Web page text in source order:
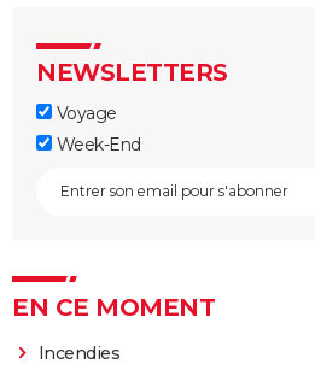
NEWSLETTERS
Voyage
Week-End
EN CE MOMENT
Incendies